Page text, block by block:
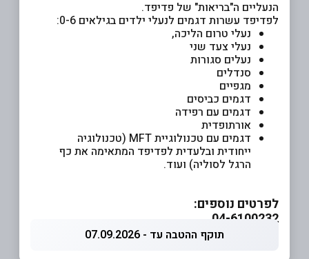
הנעליים ה"בריאות" של פדיפד.
לפדיפד עשרות דגמים לנעלי ילדים בגילאים 0-6:
נעלי טרום הליכה,
נעלי צעד שני
נעלים סגורות
סנדלים
מגפיים
דגמים כביסים
דגמים עם רפידה
אורתופדית
דגמים עם טכנולוגיית MFT (טכנולוגיה
ייחודית ובלעדית לפדיפד המתאימה את כף
הרגל לסוליה) ועוד.
לפרטים נוספים:
04-6100232
תוקף ההטבה עד - 07.09.2026